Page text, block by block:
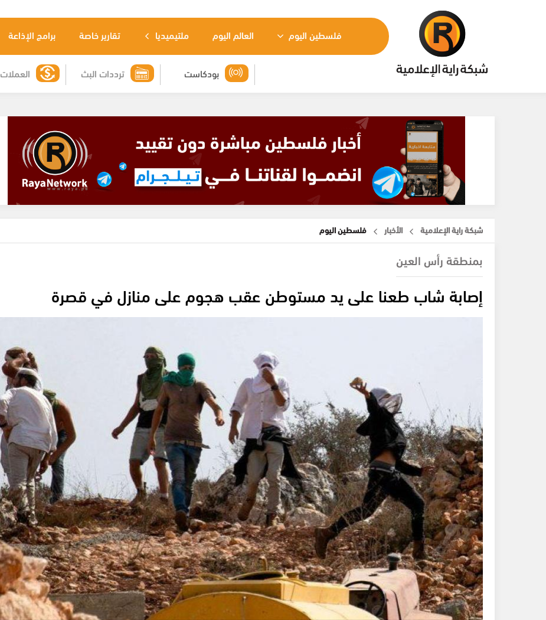
فلسطين اليوم العالم اليوم ملتيميديا تقارير خاصة برامج الإذاعة
العملات ترددات البث بودكاست
شبكة راية الإعلامية الأخبار فلسطين اليوم
بمنطقة رأس العين
إصابة شاب طعنا على يد مستوطن عقب هجوم على منازل في قصرة